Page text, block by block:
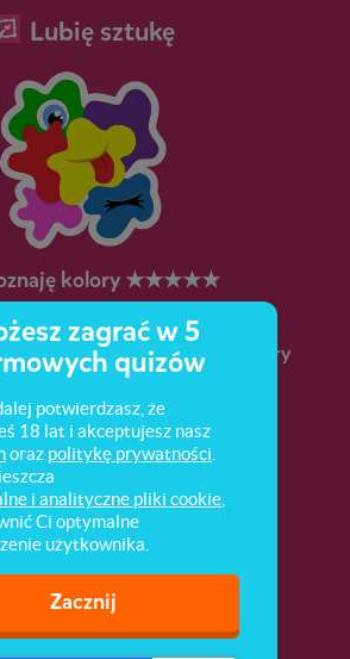
wersję demonstracyjną Squli
Kup teraz!
0 1
Lubię sztukę
kolory ★★★★★
kolorów. Kolory owoców. Kolory
geometrycznych.
zagrać w 5
quizów
potwierdzasz, że
18 lat i akceptujesz nasz
oraz politykę prywatności
i analityczne pliki cookie
Ci optymalne
użytkownika.
Zacznij